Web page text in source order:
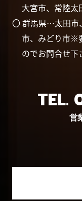
大宮市、常陸
〇 群馬県…太田市
市、みどり市※
のでお問合せ
TEL.
営